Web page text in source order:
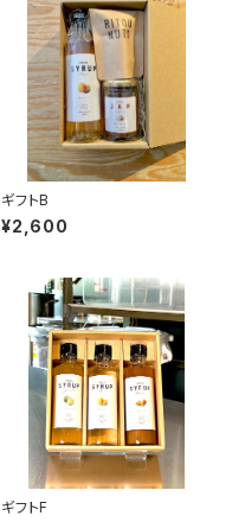
ギフトB
¥2,600
ギフトF